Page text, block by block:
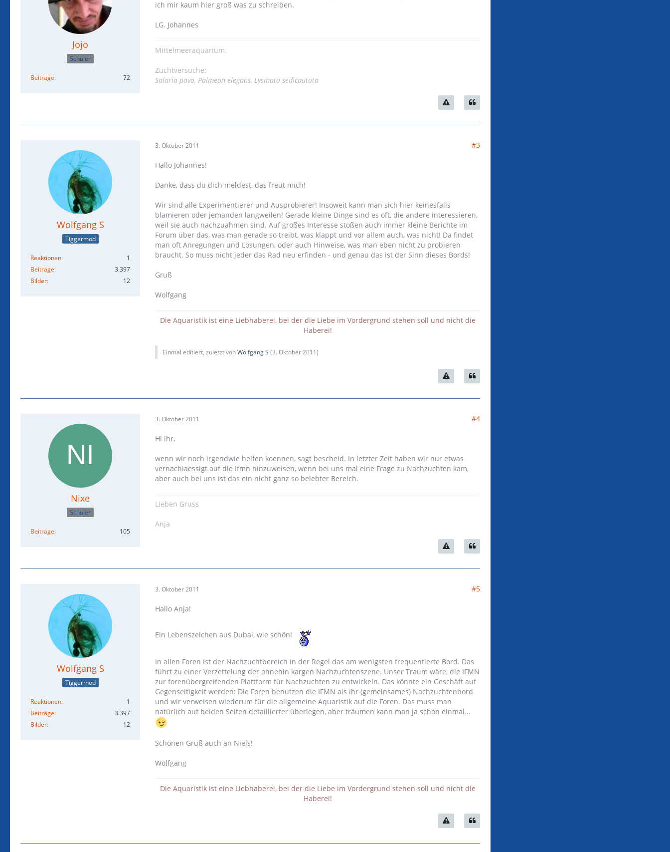
Jojo
Schüler
Beiträge 72
ich mir kaum hier groß was zu schreiben.
LG. Johannes
Mittelmeeraquarium.
Zuchtversuche:
Salaria pavo, Palmeon elegans, Lysmata sedicautata
Wolfgang S
Tiggermod
Reaktionen
1
Beiträge
3.397
Bilder
12
3. Oktober 2011 #3
Hallo Johannes!
Danke, dass du dich meldest, das freut mich!
Wir sind alle Experimentierer und Ausprobierer! Insoweit kann man sich hier keinesfalls
blamieren oder jemanden langweilen! Gerade kleine Dinge sind es oft, die andere interessieren,
weil sie auch nachzuahmen sind. Auf großes Interesse stoßen auch immer kleine Berichte im
Forum über das, was man gerade so treibt, was klappt und vor allem auch, was nicht! Da findet
man oft Anregungen und Lösungen, oder auch Hinweise, was man eben nicht zu probieren
braucht. So muss nicht jeder das Rad neu erfinden - und genau das ist der Sinn dieses Bords!
Gruß
Wolfgang
Die Aquaristik ist eine Liebhaberei, bei der die Liebe im Vordergrund stehen soll und nicht die
Haberei!
Einmal editiert, zuletzt vonWolfgang S (3. Oktober 2011)
Nixe
Schüler
Beiträge 105
3. Oktober 2011 #4
Hi ihr,
wenn wir noch irgendwie helfen koennen, sagt bescheid. In letzter Zeit haben wir nur etwas
vernachlaessigt auf die Ifmn hinzuweisen, wenn bei uns mal eine Frage zu Nachzuchten kam,
aber auch bei uns ist das ein nicht ganz so belebter Bereich.
Lieben Gruss
Anja
Wolfgang S
Tiggermod
Reaktionen
1
Beiträge
3.397
Bilder
12
3. Oktober 2011 #5
Hallo Anja!
Ein Lebenszeichen aus Dubai, wie schön!
In allen Foren ist der Nachzuchtbereich in der Regel das am wenigsten frequentierte Bord. Das
führt zu einer Verzettelung der ohnehin kargen Nachzuchtenszene. Unser Traum wäre, die IFMN
zur forenübergreifenden Plattform für Nachzuchten zu entwickeln. Das könnte ein Geschäft auf
Gegenseitigkeit werden: Die Foren benutzen die IFMN als ihr (gemeinsames) Nachzuchtenbord
und wir verweisen wiederum für die allgemeine Aquaristik auf die Foren. Das muss man
natürlich auf beiden Seiten detaillierter überlegen, aber träumen kann man ja schon einmal...
Schönen Gruß auch an Niels!
Wolfgang
Die Aquaristik ist eine Liebhaberei, bei der die Liebe im Vordergrund stehen soll und nicht die
Haberei!